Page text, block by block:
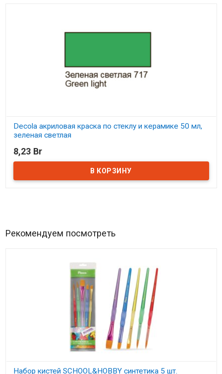
Decola акриловая краска по стеклу и керамике 50 мл,
зеленая светлая
В наличии
8,23 Br
Рекомендуем посмотреть
Набор кистей SCHOOL&HOBBY синтетика 5 шт.